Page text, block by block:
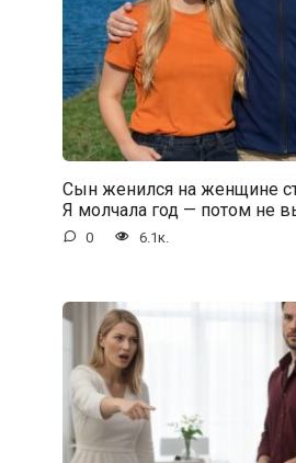
Сын женился на женщине
Я молчала год — потом не
0 6.1к.